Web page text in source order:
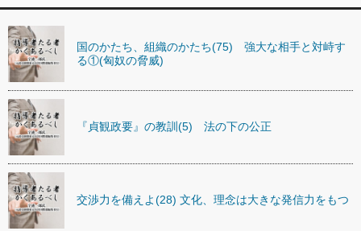
国のかたち、組織のかたち(75) 強大な相手と対峙す
る①(匈奴の脅威)
『貞観政要』の教訓(5) 法の下の公正
交渉力を備えよ(28) 文化、理念は大きな発信力をもつ